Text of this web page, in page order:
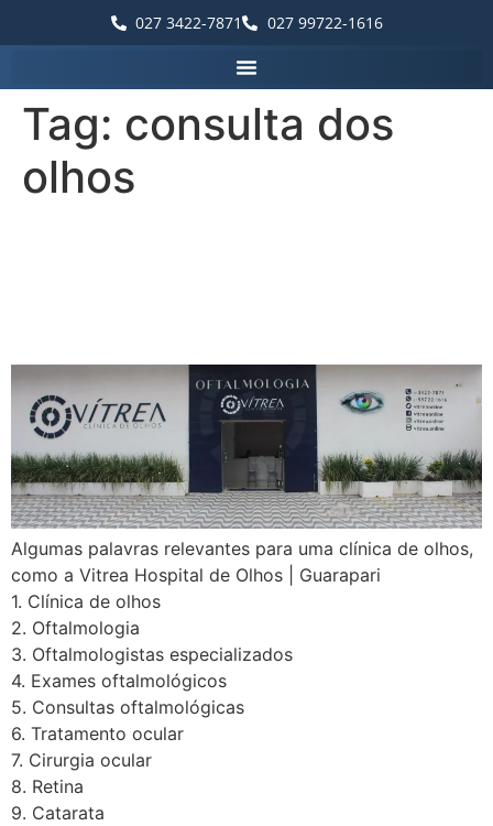
027 3422-7871 027 99722-1616
Tag: consulta dos
olhos
Algumas palavras relevantes para uma clínica de olhos,
como a Vitrea Hospital de Olhos | Guarapari
1. Clínica de olhos
2. Oftalmologia
3. Oftalmologistas especializados
4. Exames oftalmológicos
5. Consultas oftalmológicas
6. Tratamento ocular
7. Cirurgia ocular
8. Retina
9. Catarata